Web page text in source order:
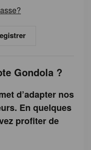
Gondola ?
d’adapter nos
En quelques
profiter de